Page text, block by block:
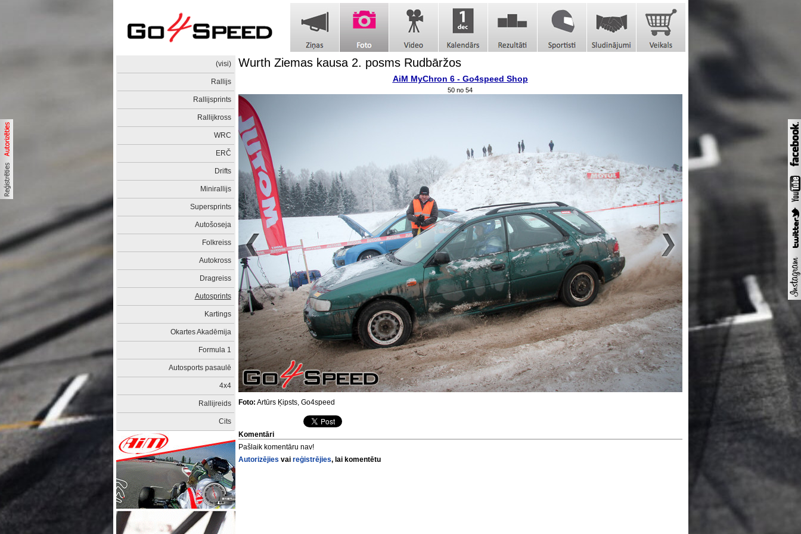
(visi)
Rallijs
Rallijsprints
Rallijkross
WRC
ERČ
Drifts
Minirallijs
Supersprints
Autošoseja
Folkreiss
Autokross
Dragreiss
Autosprints
Kartings
Okartes Akadēmija
Formula 1
Autosports pasaulē
4x4
Rallijreids
Cits
Wurth Ziemas kausa 2. posms Rudbāržos
AiM MyChron 6 - Go4speed Shop
50 no 54
Foto: Artūrs Ķipsts, Go4speed
Komentāri
Pašlaik komentāru nav!
Autorizējies vai reģistrējies, lai komentētu